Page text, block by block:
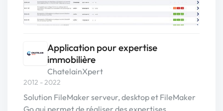
Application pour expertise
immobilière
ChatelainXpert
2012 - 2022
Solution FileMaker serveur, desktop et FileMaker